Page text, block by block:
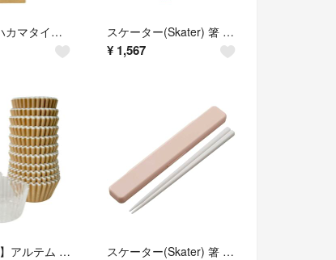
箸袋 未晒 ハカマタイプ 500枚 割箸用の紙製箸袋 ブランド: きんだい スケーター(Skater) 箸 スプーン セット 弁当 大人用 コンビセット 1
¥ 1,567
【特価商品】アルテム おかずカップ お弁当カップ 8号 丸型 500枚 雲竜白 スケーター(Skater) 箸 箸箱セット 大人用 抗菌 18cm カチャカチャ